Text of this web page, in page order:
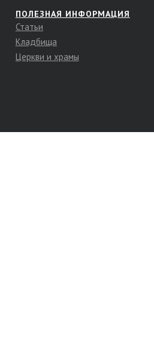
ПОЛЕЗНАЯ ИНФОРМАЦИЯ
Статьи
Кладбища
Церкви и храмы